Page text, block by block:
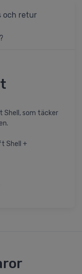
och retur
Shell, som täcker
Shell +